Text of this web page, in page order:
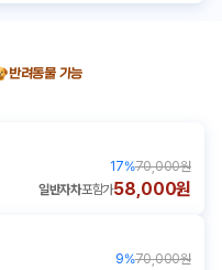
반려동물 가능
17%70,000원
일반자차포함가58,000원
9%70,000원